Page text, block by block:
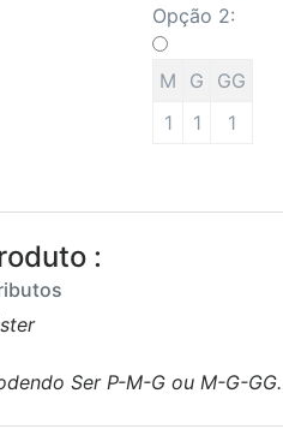
Opção 2:
M G
GG
1
1 1
:
Ser P-M-G ou M-G-GG.